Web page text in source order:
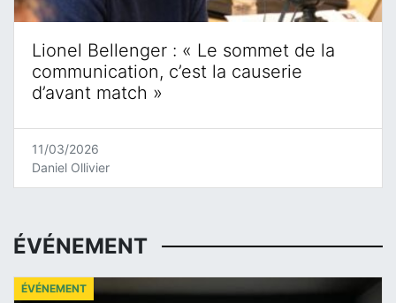
Lionel Bellenger : « Le sommet de la
communication, c’est la causerie
d’avant match »
11/03/2026
Daniel Ollivier
ÉVÉNEMENT
ÉVÉNEMENT